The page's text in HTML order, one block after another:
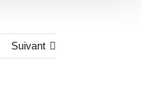
Suivant